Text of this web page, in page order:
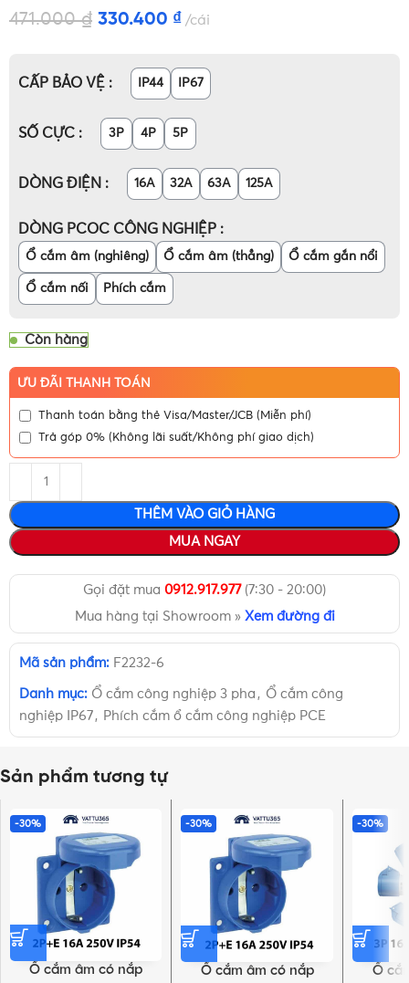
471.000₫ 330.400 ₫ cái
CẤP BẢO VỆ IP44 IP67
SỐ CỰC 3P 4P 5P
DÒNG ĐIỆN 16A 32A 63A 125A
DÒNG PCOC CÔNG NGHIỆP
Ổ cắm âm (nghiêng) Ổ cắm âm (thẳng) Ổ cắm gắn nổi
Ổ cắm nối Phích cắm
Còn hàng
ƯU ĐÃI THANH TOÁN
Thanh toán bằng thẻ Visa/Master/JCB (Miễn phí)
Trả góp 0% (Không lãi suất/Không phí giao dịch)
THÊM VÀO GIỎ HÀNG
MUA NGAY
Gọi đặt mua 0912.917.977(7:30 - 20:00)
Mua hàng tại Showroom » Xem đường đi
Mã sản phẩm: F2232-6
Danh mục: Ổ cắm công nghiệp 3 pha , Ổ cắm công
nghiệp IP67, Phích cắm ổ cắm công nghiệp PCE
Sản phẩm tương tự
-30%
Ổ cắm âm có nắp
-30%
Ổ cắm âm có nắp
-30%
Ổ